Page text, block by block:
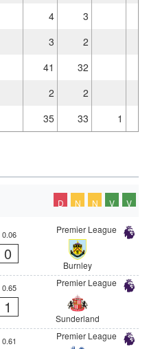
4
3
3
2
41
32
2
2
35 33 1
D N N V V
Premier League
0.06
0
Burnley
Premier League
0.65
1
Sunderland
Premier League
0.61